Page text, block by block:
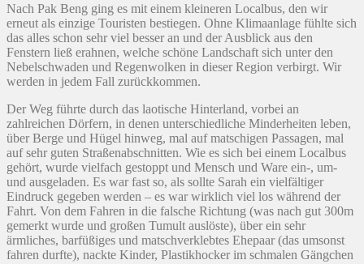
Nach Pak Beng ging es mit einem kleineren Localbus, den wir
erneut als einzige Touristen bestiegen. Ohne Klimaanlage fühlte sich
das alles schon sehr viel besser an und der Ausblick aus den
Fenstern ließ erahnen, welche schöne Landschaft sich unter den
Nebelschwaden und Regenwolken in dieser Region verbirgt. Wir
werden in jedem Fall zurückkommen.
Der Weg führte durch das laotische Hinterland, vorbei an
zahlreichen Dörfern, in denen unterschiedliche Minderheiten leben,
über Berge und Hügel hinweg, mal auf matschigen Passagen, mal
auf sehr guten Straßenabschnitten. Wie es sich bei einem Localbus
gehört, wurde vielfach gestoppt und Mensch und Ware ein-, um-
und ausgeladen. Es war fast so, als sollte Sarah ein vielfältiger
Eindruck gegeben werden – es war wirklich viel los während der
Fahrt. Von dem Fahren in die falsche Richtung (was nach gut 300m
gemerkt wurde und großen Tumult auslöste), über ein sehr
ärmliches, barfüßiges und matschverklebtes Ehepaar (das umsonst
fahren durfte), nackte Kinder, Plastikhocker im schmalen Gängchen